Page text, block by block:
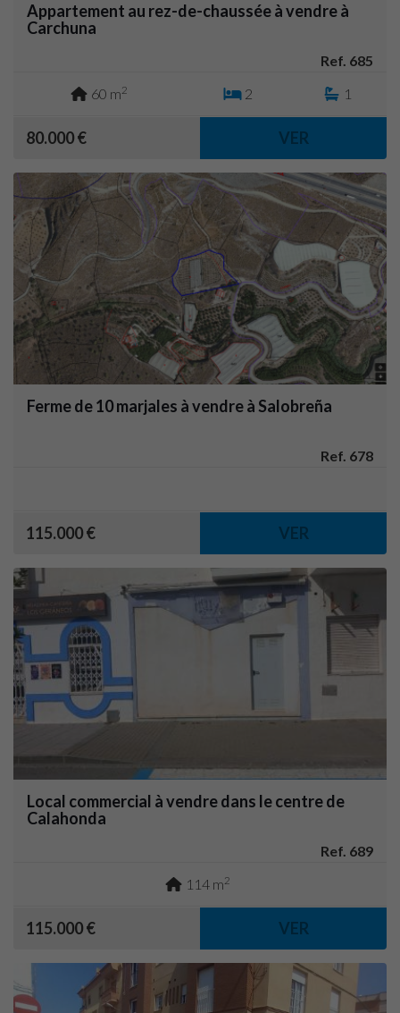
Appartement au rez-de-chaussée à vendre à
Carchuna
Ref. 685
60 m2 2 1
80.000 € VER
Ferme de 10 marjales à vendre à Salobreña
Ref. 678
115.000 € VER
Local commercial à vendre dans le centre de
Calahonda
Ref. 689
114 m2
115.000 € VER